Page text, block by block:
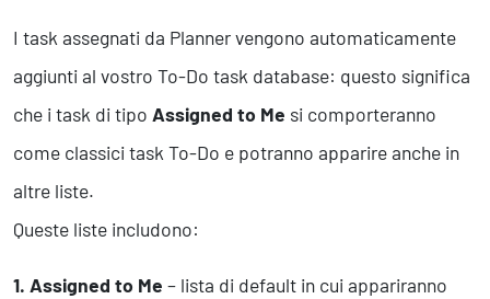
I task assegnati da Planner vengono automaticamente
aggiunti al vostro To-Do task database: questo significa
che i task di tipo Assigned to Me si comporteranno
come classici task To-Do e potranno apparire anche in
altre liste.
Queste liste includono:
1. Assigned to Me – lista di default in cui appariranno